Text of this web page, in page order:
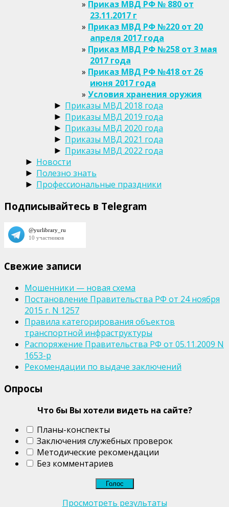
Приказ МВД РФ № 880 от
23.11.2017 г
Приказ МВД РФ №220 от 20
апреля 2017 года
Приказ МВД РФ №258 от 3 мая
2017 года
Приказ МВД РФ №418 от 26
июня 2017 года
Условия хранения оружия
► Приказы МВД 2018 года
► Приказы МВД 2019 года
► Приказы МВД 2020 года
► Приказы МВД 2021 года
► Приказы МВД 2022 года
► Новости
► Полезно знать
► Профессиональные праздники
Подписывайтесь в Telegram
Свежие записи
Мошенники — новая схема
Постановление Правительства РФ от 24 ноября
2015 г. N 1257
Правила категорирования объектов
транспортной инфраструктуры
Распоряжение Правительства РФ от 05.11.2009 N
1653-р
Рекомендации по выдаче заключений
Опросы
Что бы Вы хотели видеть на сайте?
Планы-конспекты
Заключения служебных проверок
Методические рекомендации
Без комментариев
Просмотреть результаты